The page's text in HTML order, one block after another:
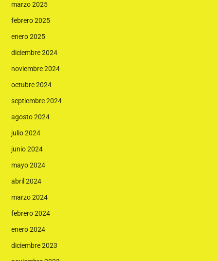
marzo 2025
febrero 2025
enero 2025
diciembre 2024
noviembre 2024
octubre 2024
septiembre 2024
agosto 2024
julio 2024
junio 2024
mayo 2024
abril 2024
marzo 2024
febrero 2024
enero 2024
diciembre 2023